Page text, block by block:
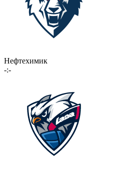
Нефтехимик
-:-